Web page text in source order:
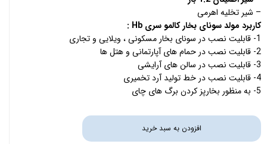
– شیر تخلیه اهرمی
کاربرد مولد سونای بخار کالمو سری Hb
:
1- قابلیت نصب در سونای بخار مسکونی ، ویلایی و تجاری
2- قابلیت نصب در حمام های آپارتمانی و هتل ها
3- قابلیت نصب در سالن های آرایشی
4- قابلیت نصب در خط تولید آرد تخمیری
5- به منظور بخارپز کردن برگ های چای
افزودن به سبد خرید